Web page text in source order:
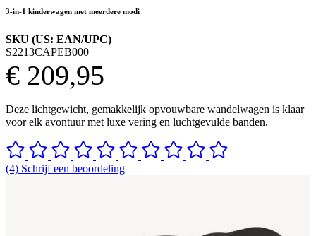
3-in-1 kinderwagen met meerdere modi
SKU (US: EAN/UPC)
S2213CAPEB000
€ 209,95
Deze lichtgewicht, gemakkelijk opvouwbare wandelwagen is klaar
voor elk avontuur met luxe vering en luchtgevulde banden.
(4) Schrijf een beoordeling